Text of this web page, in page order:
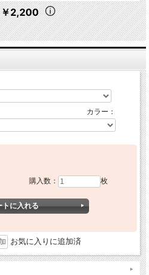
￥2,200
カラー：
購入数： 枚
お気に入りに追加済